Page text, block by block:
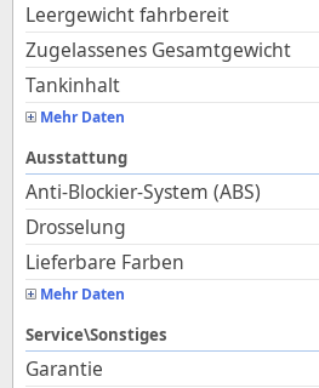
Leergewicht fahrbereit
Zugelassenes Gesamtgewicht
Tankinhalt
Mehr Daten
Ausstattung
Anti-Blockier-System (ABS)
Drosselung
Lieferbare Farben
Mehr Daten
Service\Sonstiges
Garantie